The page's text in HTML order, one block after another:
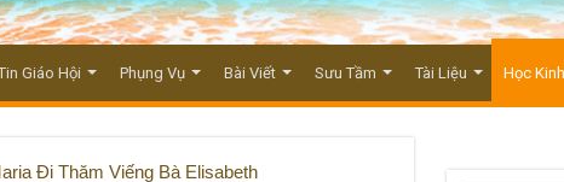
Giáo Hội Phụng Vụ Bài Viết Sưu Tầm Tài Liệu Học
Đi Thăm Viếng Bà Elisabeth